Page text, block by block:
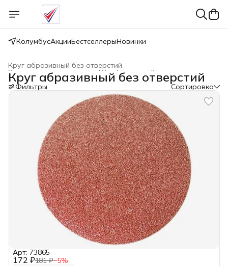
КолумбусАкцииБестселлерыНовинки
Круг абразивный без отверстий
Шлифовальный инструмент ›
Расходные материалы
Главная ›
Круг абразивный без отверстий
Фильтры Сортировка
172 ₽181 ₽−5%
Арт: 73865